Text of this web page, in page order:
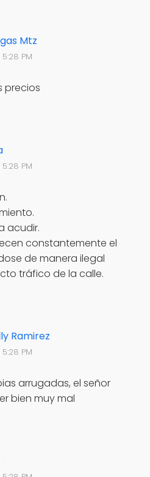
Mtz
PM
precios
PM
acudir.
constantemente el
de manera ilegal
tráfico de la calle.
Ramirez
PM
arrugadas, el señor
bien muy mal